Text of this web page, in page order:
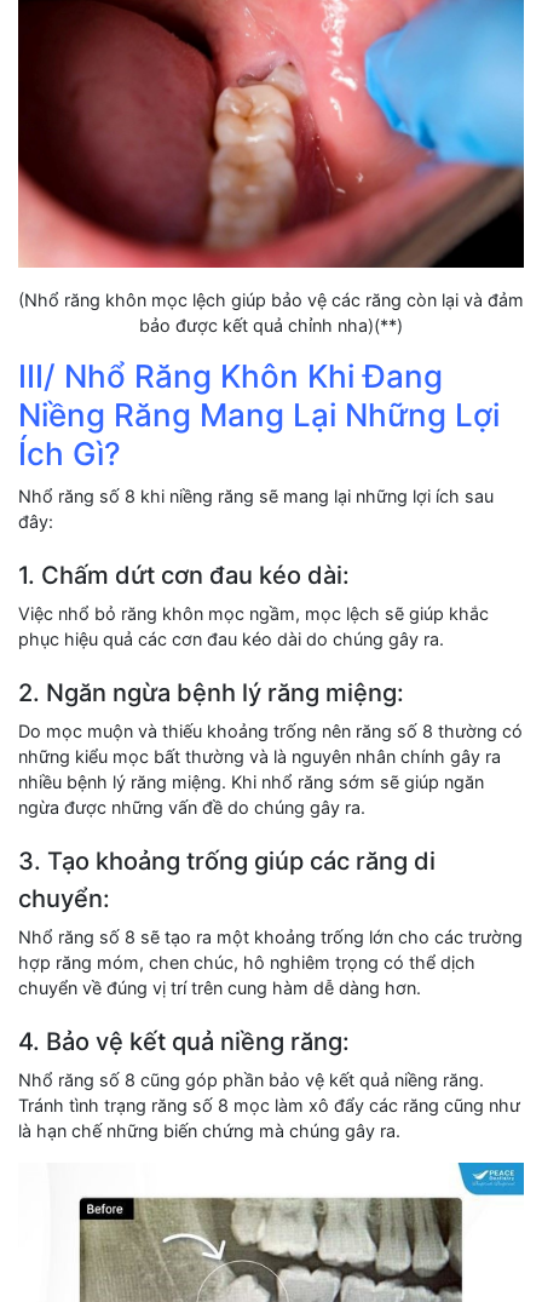
(Nhổ răng khôn mọc lệch giúp bảo vệ các răng còn lại và đảm
bảo được kết quả chỉnh nha)(**)
III/ Nhổ Răng Khôn Khi Đang
Niềng Răng Mang Lại Những Lợi
Ích Gì?
Nhổ răng số 8 khi niềng răng sẽ mang lại những lợi ích sau
đây:
1. Chấm dứt cơn đau kéo dài:
Việc nhổ bỏ răng khôn mọc ngầm, mọc lệch sẽ giúp khắc
phục hiệu quả các cơn đau kéo dài do chúng gây ra.
2. Ngăn ngừa bệnh lý răng miệng:
Do mọc muộn và thiếu khoảng trống nên răng số 8 thường có
những kiểu mọc bất thường và là nguyên nhân chính gây ra
nhiều bệnh lý răng miệng. Khi nhổ răng sớm sẽ giúp ngăn
ngừa được những vấn đề do chúng gây ra.
3. Tạo khoảng trống giúp các răng di
chuyển:
Nhổ răng số 8 sẽ tạo ra một khoảng trống lớn cho các trường
hợp răng móm, chen chúc, hô nghiêm trọng có thể dịch
chuyển về đúng vị trí trên cung hàm dễ dàng hơn.
4. Bảo vệ kết quả niềng răng:
Nhổ răng số 8 cũng góp phần bảo vệ kết quả niềng răng.
Tránh tình trạng răng số 8 mọc làm xô đẩy các răng cũng như
là hạn chế những biến chứng mà chúng gây ra.